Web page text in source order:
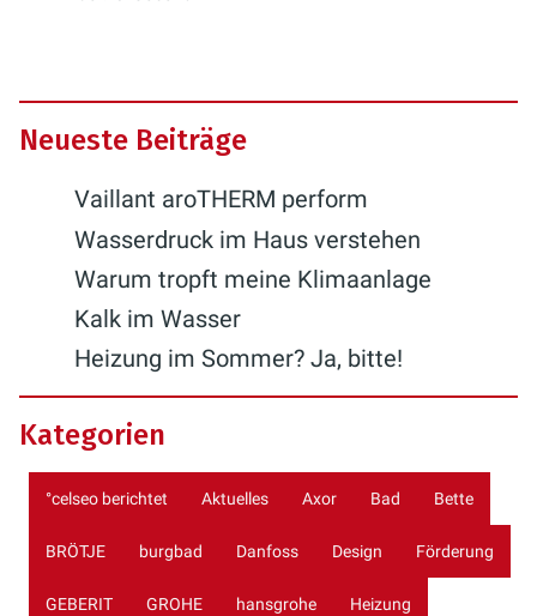
Neueste Beiträge
Vaillant aroTHERM perform
Wasserdruck im Haus verstehen
Warum tropft meine Klimaanlage
Kalk im Wasser
Heizung im Sommer? Ja, bitte!
Kategorien
°celseo berichtet Aktuelles Axor Bad Bette
BRÖTJE burgbad Danfoss Design Förderung
GEBERIT GROHE hansgrohe Heizung